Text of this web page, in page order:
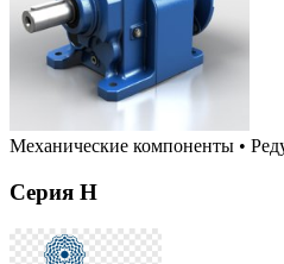
Механические компоненты •
Серия H